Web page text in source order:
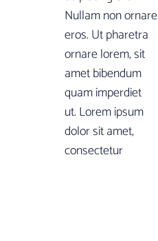
Nullam non ornare
eros. Ut pharetra
ornare lorem, sit
amet bibendum
quam imperdiet
ut. Lorem ipsum
dolor sit amet,
consectetur